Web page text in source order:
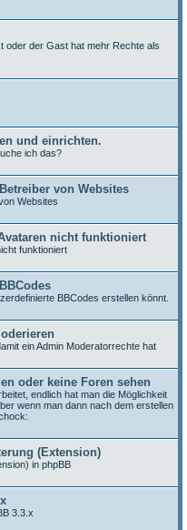
oder der Gast hat mehr Rechte als
und einrichten.
ich das?
von Websites
Websites
nicht funktioniert
funktioniert
BBCodes erstellen könnt.
ein Admin Moderatorrechte hat
oder keine Foren sehen
endlich hat man die Möglichkeit
wenn man dann nach dem erstellen
(Extension)
in phpBB
3.3.x